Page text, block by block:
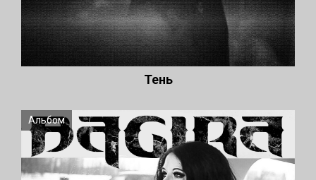
Тень
Альбом